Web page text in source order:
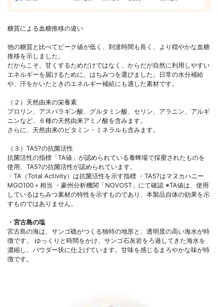
糖質による血糖推移の違い
他の糖質と比べてピーク値が低く、到達時間も長く、より穏やかな血糖
推移を示しました。
だからこそ、甘くするためだけではなく、からだが自然に利用しやすい
エネルギーを届けるために、はちみつを選びました。日常の水分補給
や、汗をかいたときのエネルギー補給にも適した素材です。
（２）天然由来の栄養素
プロリン、アスパラギン酸、グルタミン酸、セリン、アラニン、アルギ
ニンなど、６種の天然由来アミノ酸を含みます。
さらに、天然由来のビタミン・ミネラルも含みます。
（３）TA5?の抗菌活性
抗菌活性の指標「TA値」が認められている養蜂場で採蜜されたものを
使用、TA5?の抗菌活性が認められています。
・TA（Total Activity）は抗菌活性を示す指標 ・TA5?はマヌカハニー
MGO100＋相当 ・豪州分析機関「NOVOST」にて確認 ※TA値は、使用
しているはちみつ素材の特性を示すものであり、本製品自体の効果を示
すものではありません。
・宮古島の塩
宮古島の海は、サンゴ礁がつくる独特の地形と、透明度の高い海水が特
徴です。 ゆっくりと時間をかけ、サンゴ石灰岩をろ過してきた海水を
濃縮し、パウダー状に仕上げています。甘味を感じるまろやかな味が特
徴です。